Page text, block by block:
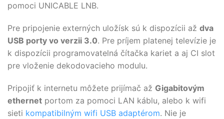
pomoci UNICABLE LNB.
Pre pripojenie externých uložísk sú k dispozícii až dva
USB porty vo verzii 3.0. Pre príjem platenej televízie je
k dispozícii programovatelná čítačka kariet a aj CI slot
pre vloženie dekodovacieho modulu.
Pripojiť k internetu môžete prijímač až Gigabitovým
ethernet portom za pomoci LAN káblu, alebo k wifi
sieti kompatibilným wifi USB adaptérom. Nie je